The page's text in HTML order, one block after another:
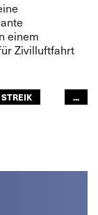
einem
Zivilluftfahrt
STREIK
...